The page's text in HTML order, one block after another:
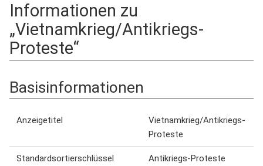
Informationen zu
„Vietnamkrieg/Antikriegs-
Proteste“
Basisinformationen
Anzeigetitel
Vietnamkrieg/Antikriegs-
Proteste
Standardsortierschlüssel Antikriegs-Proteste